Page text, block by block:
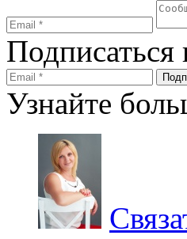
Узнайте